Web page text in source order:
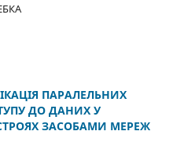
ПАРАЛЕЛЬНИХ
ДО ДАНИХ У
ЗАСОБАМИ МЕРЕЖ